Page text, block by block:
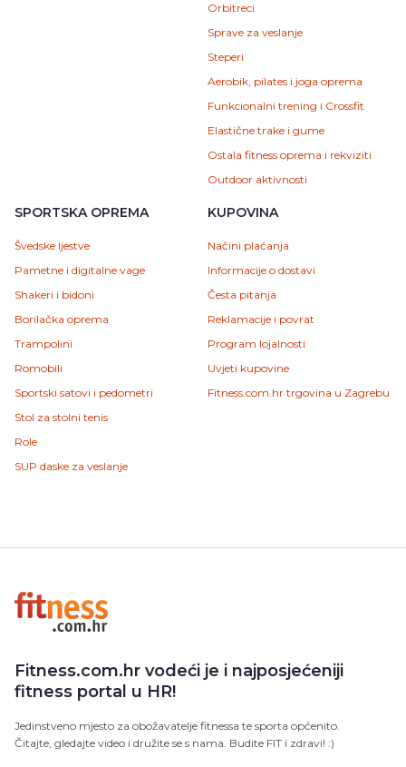
Orbitreci
Sprave za veslanje
Steperi
Aerobik, pilates i joga oprema
Funkcionalni trening i Crossfit
Elastične trake i gume
Ostala fitness oprema i rekviziti
Outdoor aktivnosti
SPORTSKA OPREMA
Švedske ljestve
Pametne i digitalne vage
Shakeri i bidoni
Borilačka oprema
Trampolini
Romobili
Sportski satovi i pedometri
Stol za stolni tenis
Role
SUP daske za veslanje
KUPOVINA
Načini plaćanja
Informacije o dostavi
Česta pitanja
Reklamacije i povrat
Program lojalnosti
Uvjeti kupovine
Fitness.com.hr trgovina u Zagrebu
Fitness.com.hr vodeći je i najposjećeniji
fitness portal u HR!
Jedinstveno mjesto za obožavatelje fitnessa te sporta općenito.
Čitajte, gledajte video i družite se s nama. Budite FIT i zdravi! :)